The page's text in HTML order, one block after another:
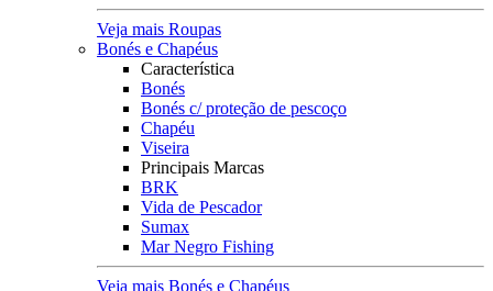
Veja mais Roupas
Bonés e Chapéus
Característica
Bonés
Bonés c/ proteção de pescoço
Chapéu
Viseira
Principais Marcas
BRK
Vida de Pescador
Sumax
Mar Negro Fishing
Veja mais Bonés e Chapéus